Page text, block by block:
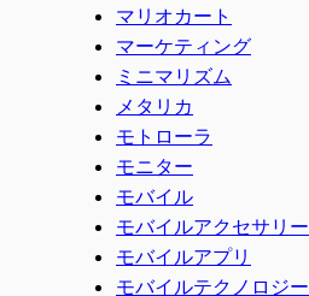
マリオカート
マーケティング
ミニマリズム
メタリカ
モトローラ
モニター
モバイル
モバイルアクセサリー
モバイルアプリ
モバイルテクノロジー